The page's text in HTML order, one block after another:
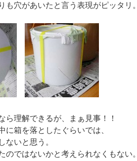
も穴があいたと言う表現がピッタリ。
ら理解できるが、まぁ見事！！
に箱を落としたぐらいでは、
ないと思う。
のではないかと考えられなくもない。